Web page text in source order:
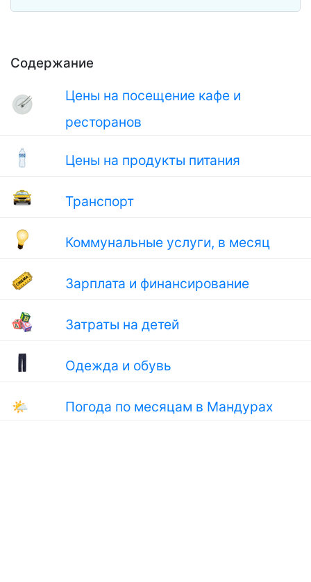
Содержание
Цены на посещение кафе и
ресторанов
Цены на продукты питания
Транспорт
Коммунальные услуги, в месяц
Зарплата и финансирование
Затраты на детей
Одежда и обувь
🌤 Погода по месяцам в Мандурах